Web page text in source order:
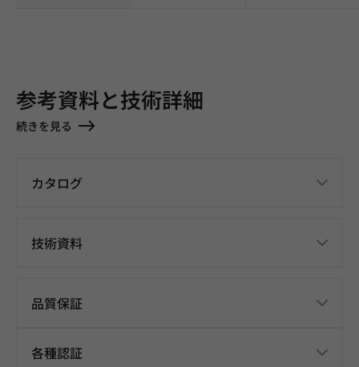
参考資料と技術詳細
続きを見る
カタログ
技術資料
品質保証
各種認証